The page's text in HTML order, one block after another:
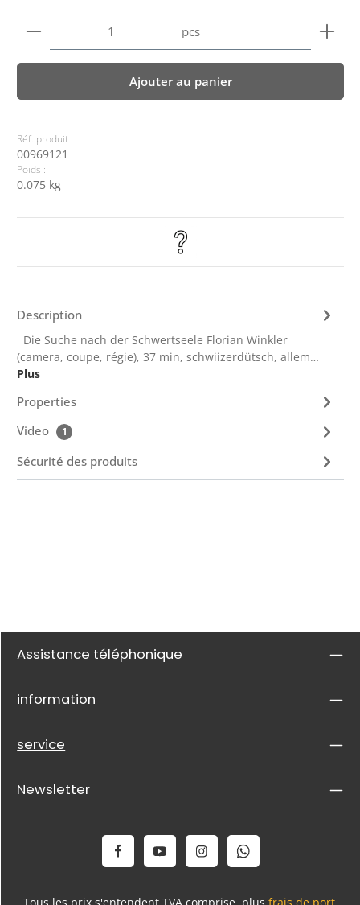
Quantité de produit : Entrez la quantité
pcs
Ajouter au panier
Réf. produit :
00969121
Poids :
0.075 kg
Description
Die Suche nach der Schwertseele Florian Winkler
(camera, coupe, régie), 37 min, schwiizerdütsch, allem…
Plus
Properties
Video
1
Sécurité des produits
Assistance téléphonique
information
service
Newsletter